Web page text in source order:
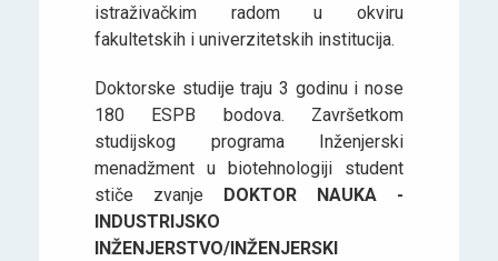
istraživačkim radom u okviru
fakultetskih i univerzitetskih institucija.
Doktorske studije traju 3 godinu i nose
180 ESPB bodova. Završetkom
studijskog programa Inženjerski
menadžment u biotehnologiji student
stiče zvanje
DOKTOR NAUKA -
INDUSTRIJSKO
INŽENJERSTVO/INŽENJERSKI